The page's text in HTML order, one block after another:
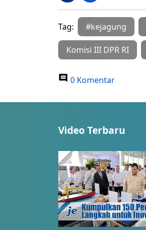
Tag: #kejagung
Komisi III DPR RI
0 Komentar
Video Terbaru